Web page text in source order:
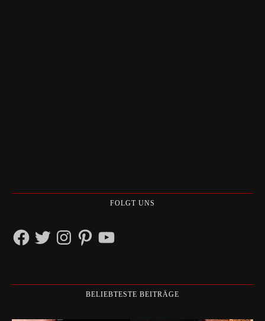
FOLGT UNS
FacebookTwitterInstagramPinterestYouTube
BELIEBTESTE BEITRÄGE